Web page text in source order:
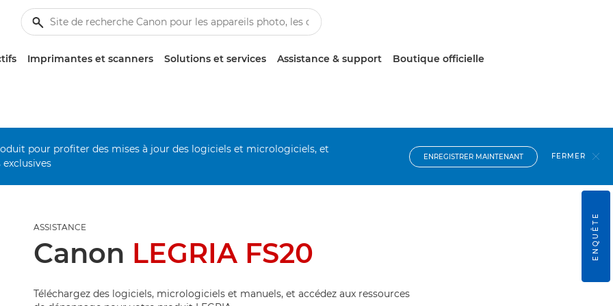
Imprimantes et scanners Solutions et services Assistance & support Boutique officielle
pour profiter des mises à jour des logiciels et micrologiciels, et
ENREGISTRER MAINTENANT FERMER
ASSISTANCE
Canon LEGRIA FS20
Téléchargez des logiciels, micrologiciels et manuels, et accédez aux ressources
ENQUÊTE